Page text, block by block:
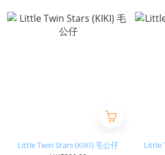
Little Twin Stars (KIKI) 毛公仔
Little